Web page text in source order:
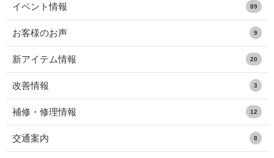
イベント情報 89
お客様のお声 9
新アイテム情報 20
改善情報 3
補修・修理情報 12
交通案内 8